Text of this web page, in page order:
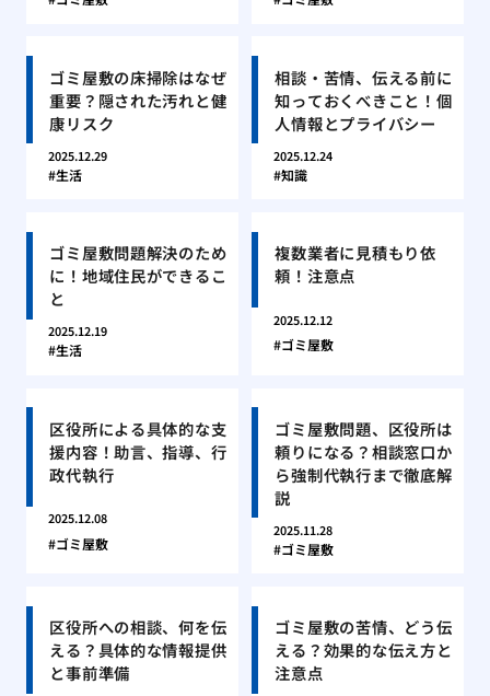
ゴミ屋敷の床掃除はなぜ
重要？隠された汚れと健
康リスク
2025.12.29
生活
相談・苦情、伝える前に
知っておくべきこと！個
人情報とプライバシー
2025.12.24
知識
ゴミ屋敷問題解決のため
に！地域住民ができるこ
と
2025.12.19
生活
複数業者に見積もり依
頼！注意点
2025.12.12
ゴミ屋敷
区役所による具体的な支
援内容！助言、指導、行
政代執行
2025.12.08
ゴミ屋敷
ゴミ屋敷問題、区役所は
頼りになる？相談窓口か
ら強制代執行まで徹底解
説
2025.11.28
ゴミ屋敷
区役所への相談、何を伝
える？具体的な情報提供
と事前準備
ゴミ屋敷の苦情、どう伝
える？効果的な伝え方と
注意点